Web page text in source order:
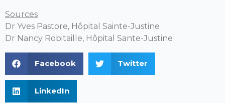
Sources
Dr Yves Pastore, Hôpital Sainte-Justine
Dr Nancy Robitaille, Hôpital Sante-Justine
Facebook Twitter
LinkedIn